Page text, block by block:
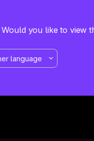
you like to view